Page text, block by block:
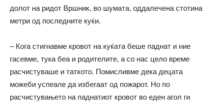
долот на ридот Вршник, во шумата, оддалечена стотина
метри од последните куќи.
– Кога стигнавме кровот на куќата беше паднат и ние
гасевме, тука беа и родителите, а со нас цело време
расчистуваше и таткото. Помисливме дека децата
можеби успеале да избегаат од пожарот. Но по
расчистувањето на паднатиот кровот во еден агол ги